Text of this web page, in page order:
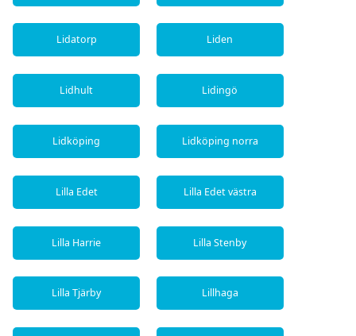
Lidatorp Liden
Lidhult Lidingö
Lidköping Lidköping norra
Lilla Edet Lilla Edet västra
Lilla Harrie Lilla Stenby
Lilla Tjärby Lillhaga